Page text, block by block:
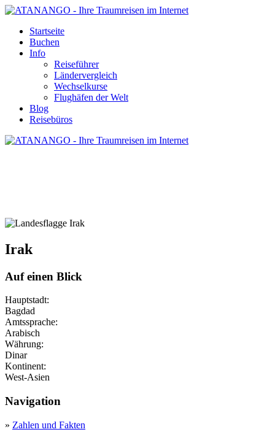
Startseite
Buchen
Info
Reiseführer
Ländervergleich
Wechselkurse
Flughäfen der Welt
Blog
Reisebüros
Irak
Auf einen Blick
Hauptstadt:
Bagdad
Amtssprache:
Arabisch
Währung:
Dinar
Kontinent:
West-Asien
Navigation
» Zahlen und Fakten